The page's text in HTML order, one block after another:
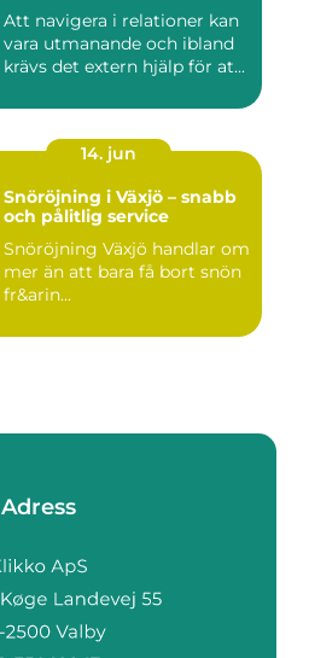
Att navigera i relationer kan
vara utmanande och ibland
krävs det extern hjälp för at...
14. jun
Snöröjning i Växjö – snabb
och pålitlig service
Snöröjning Växjö handlar om
mer än att bara få bort snön
fr&arin...
Adress